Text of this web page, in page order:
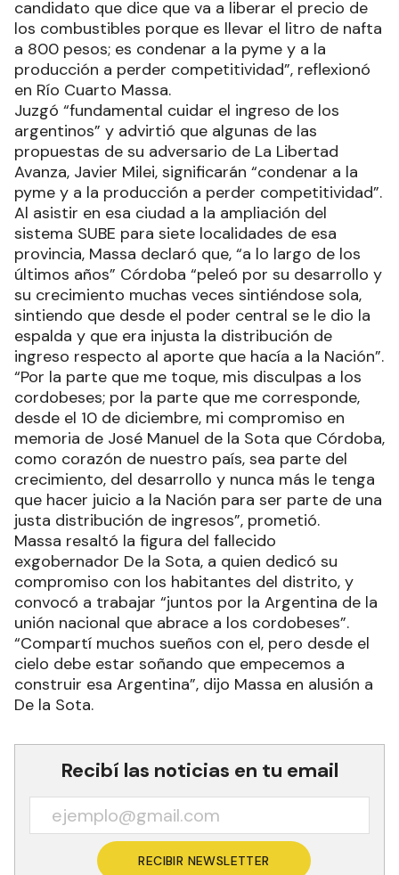
candidato que dice que va a liberar el precio de
los combustibles porque es llevar el litro de nafta
a 800 pesos; es condenar a la pyme y a la
producción a perder competitividad”, reflexionó
en Río Cuarto Massa.
Juzgó “fundamental cuidar el ingreso de los
argentinos” y advirtió que algunas de las
propuestas de su adversario de La Libertad
Avanza, Javier Milei, significarán “condenar a la
pyme y a la producción a perder competitividad”.
Al asistir en esa ciudad a la ampliación del
sistema SUBE para siete localidades de esa
provincia, Massa declaró que, “a lo largo de los
últimos años” Córdoba “peleó por su desarrollo y
su crecimiento muchas veces sintiéndose sola,
sintiendo que desde el poder central se le dio la
espalda y que era injusta la distribución de
ingreso respecto al aporte que hacía a la Nación”.
“Por la parte que me toque, mis disculpas a los
cordobeses; por la parte que me corresponde,
desde el 10 de diciembre, mi compromiso en
memoria de José Manuel de la Sota que Córdoba,
como corazón de nuestro país, sea parte del
crecimiento, del desarrollo y nunca más le tenga
que hacer juicio a la Nación para ser parte de una
justa distribución de ingresos”, prometió.
Massa resaltó la figura del fallecido
exgobernador De la Sota, a quien dedicó su
compromiso con los habitantes del distrito, y
convocó a trabajar “juntos por la Argentina de la
unión nacional que abrace a los cordobeses”.
“Compartí muchos sueños con el, pero desde el
cielo debe estar soñando que empecemos a
construir esa Argentina”, dijo Massa en alusión a
De la Sota.
Recibí las noticias en tu email
RECIBIR NEWSLETTER